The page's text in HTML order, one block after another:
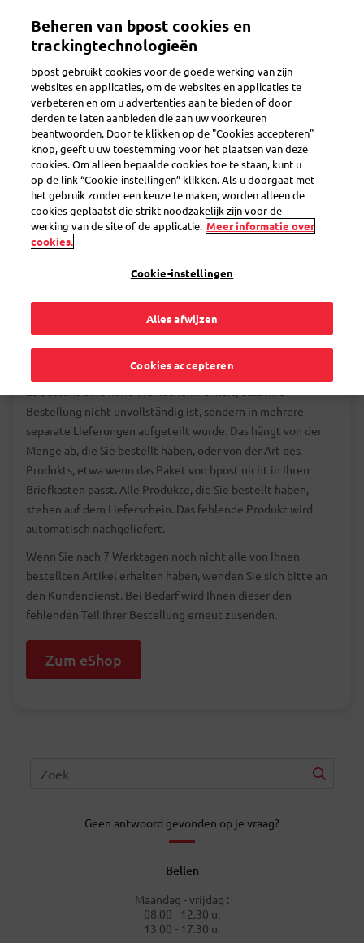
inhoud
Toggle navigation
eShop
Was soll ich tun,
wenn meine
Bestellung nicht
vollständig ist?
Es besteht eine hohe Wahrscheinlichkeit, dass Ihre
Bestellung nicht unvollständig ist, sondern in mehrere
separate Lieferungen aufgeteilt wurde. Das hängt von der
Menge ab, die Sie bestellt haben, oder von der Art des
Produkts, etwa wenn das Paket von bpost nicht in Ihren
Briefkasten passt. Alle Produkte, die Sie bestellt haben,
stehen auf dem Lieferschein. Das fehlende Produkt wird
automatisch nachgeliefert.
Wenn Sie nach 7 Werktagen noch nicht alle von Ihnen
bestellten Artikel erhalten haben, wenden Sie sich bitte an
den Kundendienst. Bei Bedarf wird Ihnen dieser den
fehlenden Teil Ihrer Bestellung erneut zusenden.
Zum eShop
Geen antwoord gevonden op je vraag?
Bellen
Maandag - vrijdag :
08.00 - 12.30 u.
13.00 - 17.30 u.
Beheren van bpost cookies en
trackingtechnologieën
bpost gebruikt cookies voor de goede werking van zijn
websites en applicaties, om de websites en applicaties te
verbeteren en om u advertenties aan te bieden of door
derden te laten aanbieden die aan uw voorkeuren
beantwoorden. Door te klikken op de "Cookies accepteren"
knop, geeft u uw toestemming voor het plaatsen van deze
cookies. Om alleen bepaalde cookies toe te staan, kunt u
op de link “Cookie-instellingen” klikken. Als u doorgaat met
het gebruik zonder een keuze te maken, worden alleen de
cookies geplaatst die strikt noodzakelijk zijn voor de
werking van de site of de applicatie. Meer informatie over
cookies.
Cookie-instellingen
Alles afwijzen
Cookies accepteren